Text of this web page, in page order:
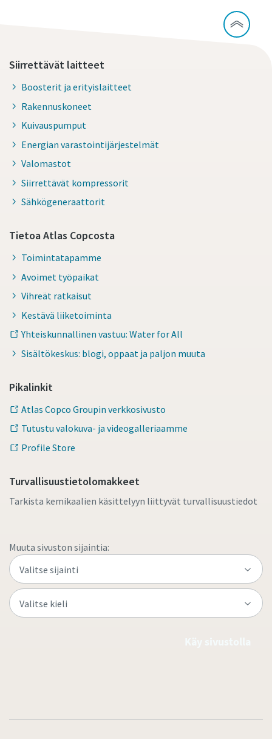
Siirrettävät laitteet
Boosterit ja erityislaitteet
Rakennuskoneet
Kuivauspumput
Energian varastointijärjestelmät
Valomastot
Siirrettävät kompressorit
Sähkögeneraattorit
Tietoa Atlas Copcosta
Toimintatapamme
Avoimet työpaikat
Vihreät ratkaisut
Kestävä liiketoiminta
Yhteiskunnallinen vastuu: Water for All
Sisältökeskus: blogi, oppaat ja paljon muuta
Pikalinkit
Atlas Copco Groupin verkkosivusto
Tutustu valokuva- ja videogalleriaamme
Profile Store
Turvallisuustietolomakkeet
Tarkista kemikaalien käsittelyyn liittyvät turvallisuustiedot
Muuta sivuston sijaintia: